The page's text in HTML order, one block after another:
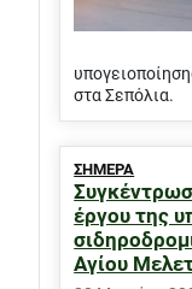
στα Σεπόλια.
ΣΗΜΕΡΑ
έργου της
Αγίου